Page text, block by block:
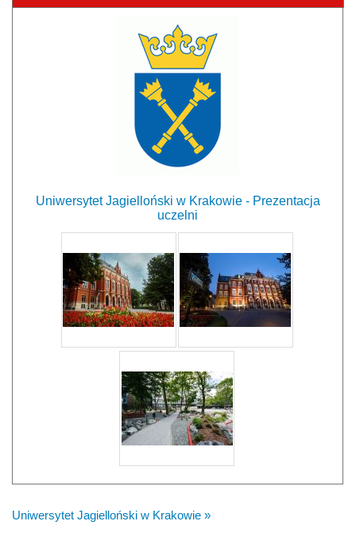
Uniwersytet Jagielloński w Krakowie - Prezentacja
uczelni
Uniwersytet Jagielloński w Krakowie »